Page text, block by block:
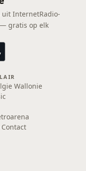
uit InternetRadio-
gratis op elk
Wallonie
Contact